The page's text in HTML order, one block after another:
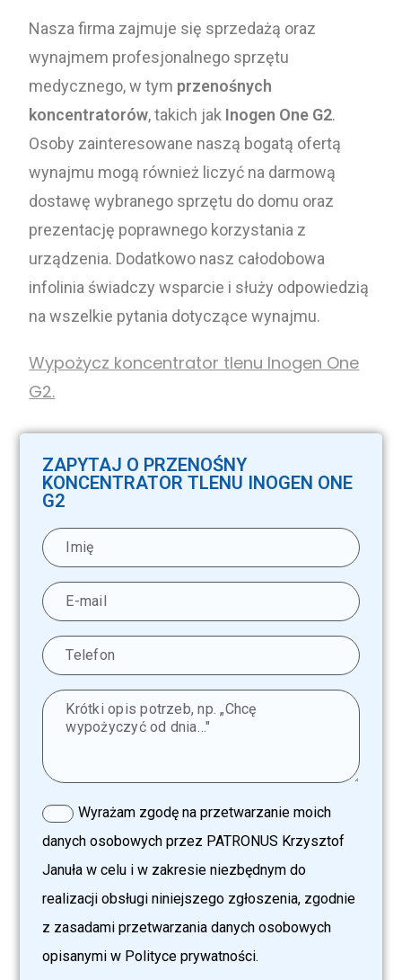
Nasza firma zajmuje się sprzedażą oraz
wynajmem profesjonalnego sprzętu
medycznego, w tym przenośnych
koncentratorów, takich jak Inogen One G2.
Osoby zainteresowane naszą bogatą ofertą
wynajmu mogą również liczyć na darmową
dostawę wybranego sprzętu do domu oraz
prezentację poprawnego korzystania z
urządzenia. Dodatkowo nasz całodobowa
infolinia świadczy wsparcie i służy odpowiedzią
na wszelkie pytania dotyczące wynajmu.
Wypożycz koncentrator tlenu Inogen One
G2.
ZAPYTAJ O PRZENOŚNY
KONCENTRATOR TLENU INOGEN ONE
G2
Wyrażam zgodę na przetwarzanie moich
danych osobowych przez PATRONUS Krzysztof
Januła w celu i w zakresie niezbędnym do
realizacji obsługi niniejszego zgłoszenia, zgodnie
z zasadami przetwarzania danych osobowych
opisanymi w Polityce prywatności.